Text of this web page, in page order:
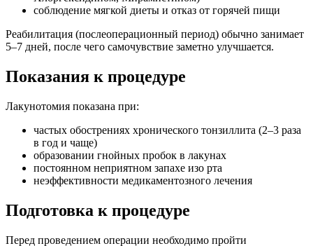
соблюдение мягкой диеты и отказ от горячей пищи
Реабилитация (послеоперационный период) обычно занимает
5–7 дней, после чего самочувствие заметно улучшается.
Показания к процедуре
Лакунотомия показана при:
частых обострениях хронического тонзиллита (2–3 раза
в год и чаще)
образовании гнойных пробок в лакунах
постоянном неприятном запахе изо рта
неэффективности медикаментозного лечения
Подготовка к процедуре
Перед проведением операции необходимо пройти